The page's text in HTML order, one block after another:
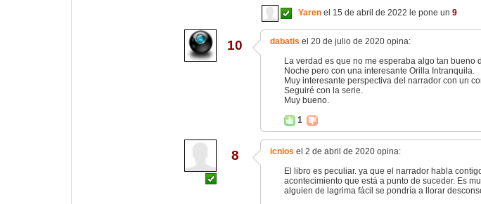
Yaren el 15 de abril de 2022 le pone un 9
10 dabatis el 20 de julio de 2020 opina:
La verdad es que no me esperaba algo tan
Noche pero con una interesante Orilla Intranquila.
Muy interesante perspectiva del narrador con un
Seguiré con la serie.
Muy bueno.
1
8 icnios el 2 de abril de 2020 opina:
El libro es peculiar. ya que el narrador habla
acontecimiento que está a punto de suceder. Es
alguien de lagrima fácil se pondría a llorar